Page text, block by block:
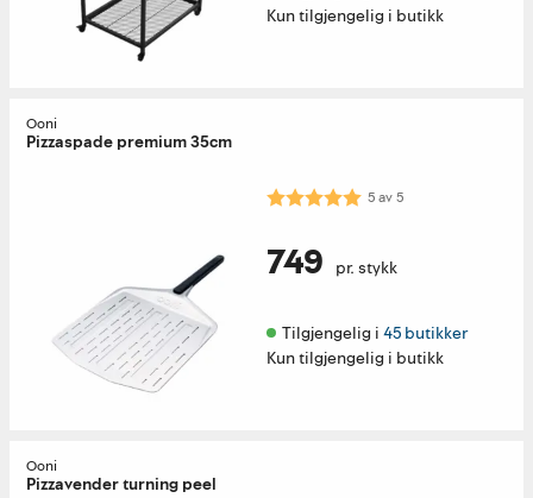
Kun tilgjengelig i butikk
Ooni
Pizzaspade premium 35cm
Karakter: 5.0 av 5 mulige
5av5
749 pr. stykk
Tilgjengelig i 45 butikker
Kun tilgjengelig i butikk
Ooni
Pizzavender turning peel